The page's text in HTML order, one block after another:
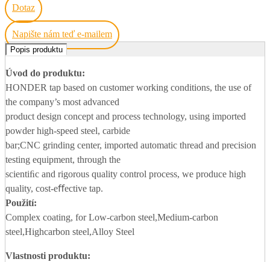
Dotaz
Napište nám teď e-mailem
Popis produktu
Úvod do produktu:
HONDER tap based on customer working conditions, the use of
the company’s most advanced
product design concept and process technology, using imported
powder high-speed steel, carbide
bar;CNC grinding center, imported automatic thread and precision
testing equipment, through the
scientiﬁc and rigorous quality control process, we produce high
quality, cost-eﬀective tap.
Použití:
Complex coating, for Low-carbon steel,Medium-carbon
steel,Highcarbon steel,Alloy Steel
Vlastnosti produktu: